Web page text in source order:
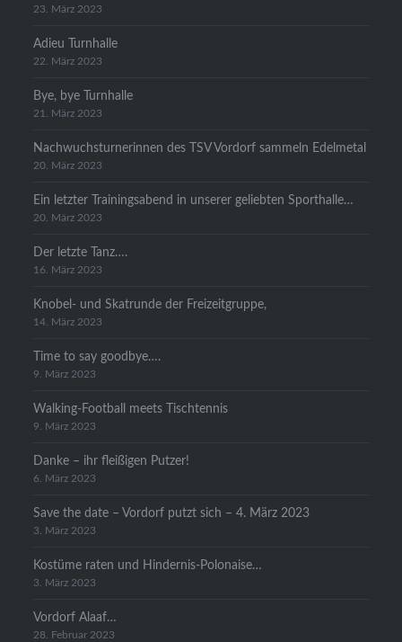
23. März 2023
Adieu Turnhalle
22. März 2023
Bye, bye Turnhalle
21. März 2023
Nachwuchsturnerinnen des TSV Vordorf sammeln Edelmetal
20. März 2023
Ein letzter Trainingsabend in unserer geliebten Sporthalle…
20. März 2023
Der letzte Tanz….
16. März 2023
Knobel- und Skatrunde der Freizeitgruppe,
14. März 2023
Time to say goodbye….
9. März 2023
Walking-Football meets Tischtennis
9. März 2023
Danke – ihr fleißigen Putzer!
6. März 2023
Save the date – Vordorf putzt sich – 4. März 2023
3. März 2023
Kostüme raten und Hindernis-Polonaise…
3. März 2023
Vordorf Alaaf…
28. Februar 2023